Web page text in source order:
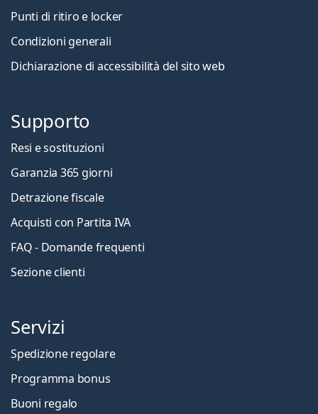
Punti di ritiro e locker
Condizioni generali
Dichiarazione di accessibilità del sito web
Supporto
Resi e sostituzioni
Garanzia 365 giorni
Detrazione fiscale
Acquisti con Partita IVA
FAQ - Domande frequenti
Sezione clienti
Servizi
Spedizione regolare
Programma bonus
Buoni regalo